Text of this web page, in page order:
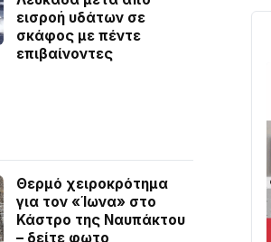
εισροή υδάτων σε
σκάφος με πέντε
επιβαίνοντες
Θερμό χειροκρότημα
για τον «Ίωνα» στο
Κάστρο της Ναυπάκτου
– δείτε φωτο